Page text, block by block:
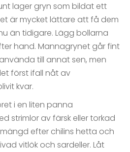
lager gryn som bildat ett
är mycket lättare att få dem
än tidigare. Lägg bollarna
hand. Mannagrynet går fint
till annat sen, men
först ifall nåt av
kvar.
i en liten panna
strimlor av färsk eller torkad
efter chilins hetta och
vitlök och sardeller. Låt